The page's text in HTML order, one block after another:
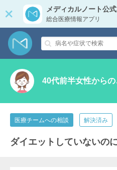
メディカルノート公式
総合医療情報アプリ
40代前半女性から
医療チームへの相談 解決済み
ダイエットしていないの